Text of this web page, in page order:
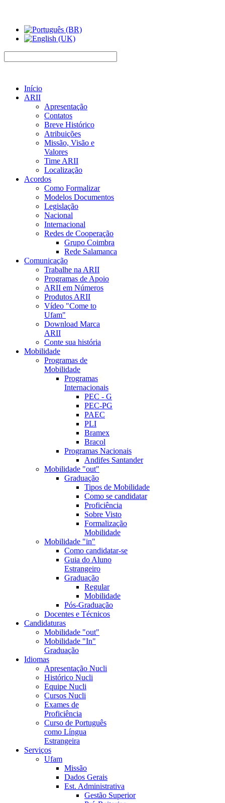
Início
ARII
Apresentação
Contatos
Breve Histórico
Atribuições
Missão, Visão e
Valores
Time ARII
Localização
Acordos
Como Formalizar
Modelos Documentos
Legislação
Nacional
Internacional
Redes de Cooperação
Grupo Coimbra
Rede Salamanca
Comunicação
Trabalhe na ARII
Programas de Apoio
ARII em Números
Produtos ARII
Vídeo "Come to
Ufam"
Download Marca
ARII
Conte sua história
Mobilidade
Programas de
Mobilidade
Programas
Internacionais
PEC - G
PEC-PG
PAEC
PLI
Bramex
Bracol
Programas Nacionais
Andifes Santander
Mobilidade "out"
Graduação
Tipos de Mobilidade
Como se candidatar
Proficiência
Sobre Visto
Formalização
Mobilidade
Mobilidade "in"
Como candidatar-se
Guia do Aluno
Estrangeiro
Graduação
Regular
Mobilidade
Pós-Graduação
Docentes e Técnicos
Candidaturas
Mobilidade "out"
Mobilidade "In"
Graduação
Idiomas
Apresentação Nucli
Histórico Nucli
Equipe Nucli
Cursos Nucli
Exames de
Proficiência
Curso de Português
como Língua
Estrangeira
Serviços
Ufam
Missão
Dados Gerais
Est. Administrativa
Gestão Superior